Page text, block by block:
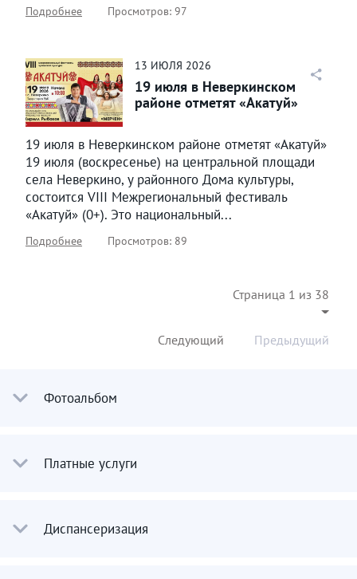
Подробнее Просмотров: 97
13 ИЮЛЯ 2026
19 июля в Неверкинском
районе отметят «Акатуй»
19 июля в Неверкинском районе отметят «Акатуй»
19 июля (воскресенье) на центральной площади
села Неверкино, у районного Дома культуры,
состоится VIII Межрегиональный фестиваль
«Акатуй» (0+). Это национальный...
Подробнее Просмотров: 89
Страница 1 из 38
Предыдущий
Следующий
Фотоальбом
Платные услуги
Диспансеризация